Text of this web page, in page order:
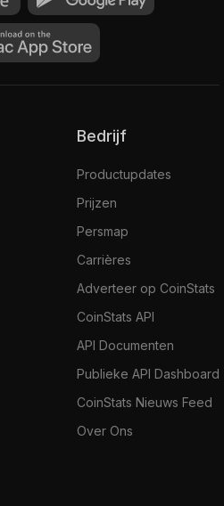
Bedrijf
Productupdates
Prijzen
Persmap
Carrières
Adverteer op CoinStats
CoinStats API
API Documenten
Publieke API Dashboard
CoinStats Nieuws Feed
Over Ons